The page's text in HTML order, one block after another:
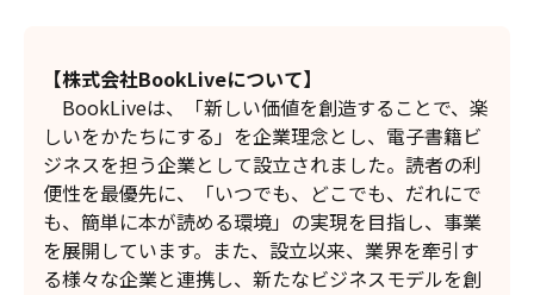
【株式会社BookLiveについて】
BookLiveは、「新しい価値を創造することで、楽
しいをかたちにする」を企業理念とし、電子書籍ビ
ジネスを担う企業として設立されました。読者の利
便性を最優先に、「いつでも、どこでも、だれにで
も、簡単に本が読める環境」の実現を目指し、事業
を展開しています。また、設立以来、業界を牽引す
る様々な企業と連携し、新たなビジネスモデルを創